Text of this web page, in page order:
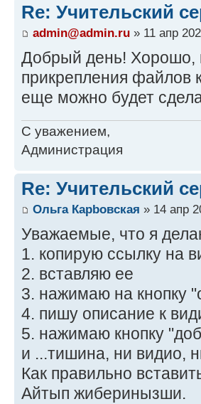
Re: Учительский
admin@admin.ru » 11 апр
Добрый день! Хорошо,
прикрепления файлов
еще можно будет
С уважением,
Администрация
Re: Учительский
Ольга Карbовская » 14 апр
Уважаемые, что я
1. копирую ссылку на
2. вставляю ее
3. нажимаю на кнопку
4. пишу описание к
5. нажимаю кнопку
и ...тишина, ни видио,
Как правильно
Айтып жиберинызши.